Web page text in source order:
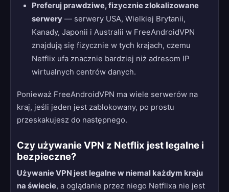
Preferuj prawdziwe, fizycznie zlokalizowane
serwery— serwery USA, Wielkiej Brytanii,
Kanady, Japonii i Australii w FreeAndroidVPN
znajdują się fizycznie w tych krajach, czemu
Netflix ufa znacznie bardziej niż adresom IP
wirtualnych centrów danych.
Ponieważ FreeAndroidVPN ma wiele serwerów na
kraj, jeśli jeden jest zablokowany, po prostu
przeskakujesz do następnego.
Czy używanie VPN z Netflix jest legalne i
bezpieczne?
Używanie VPN jest legalne w niemal każdym kraju
na świecie, a oglądanie przez niego Netflixa nie jest